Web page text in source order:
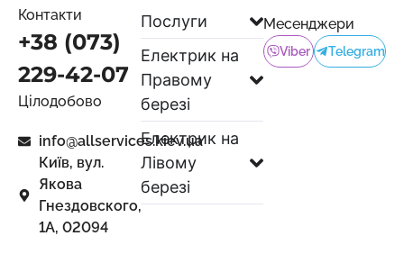
Контакти
+38 (073)
229-42-07
Цілодобово
info@allservices.kiev.ua
Київ, вул.
Якова
Гнездовского,
1А, 02094
Послуги
Електрик на
Правому
березі
Електрик на
Лівому
березі
Месенджери
Viber Telegram